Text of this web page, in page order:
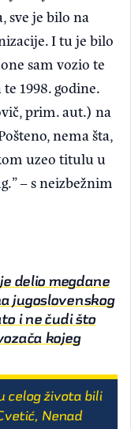
sve je bilo na
I tu je bilo
sam vozio te
1998. godine.
prim. aut.) na
nema šta,
uzeo titulu u
– s neizbežnim
delio megdane
jugoslovenskog
i ne čudi što
kojeg
celog života bili
Nenad